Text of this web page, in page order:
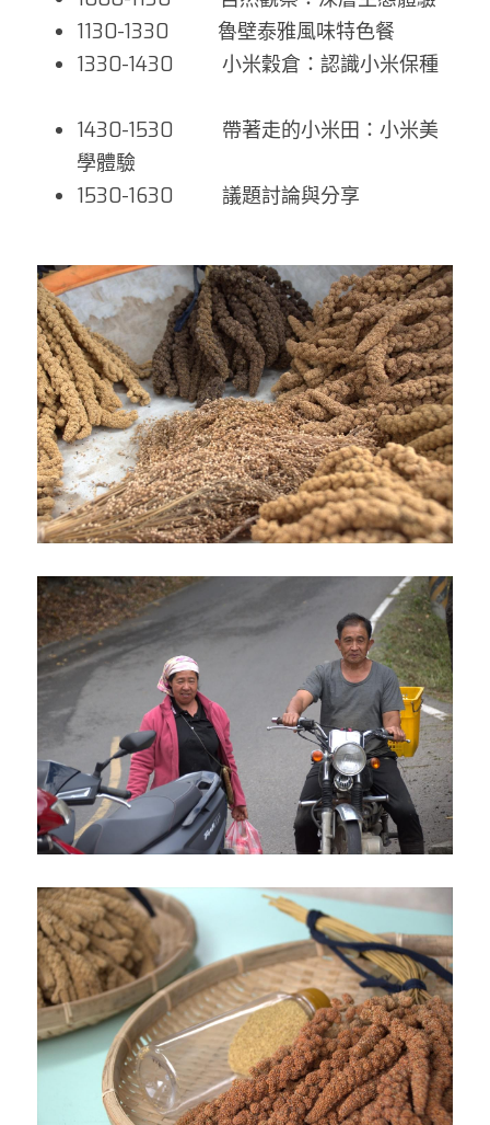
1130-1330         魯壁泰雅風味特色餐
1330-1430         小米穀倉：認識小米保種
1430-1530         帶著走的小米田：小米美
學體驗
1530-1630         議題討論與分享